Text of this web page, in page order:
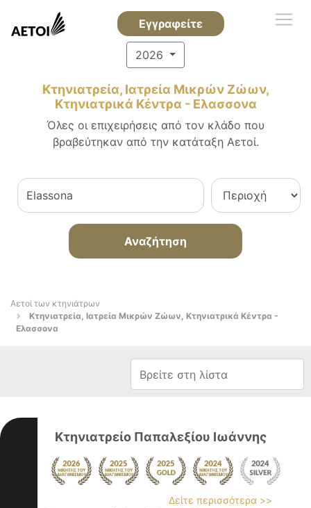
Εγγραφείτε
2026
Κτηνιατρεία, Ιατρεία Μικρών Ζώων,
Κτηνιατρικά Κέντρα - Ελασσονα
Όλες οι επιχειρήσεις από τον κλάδο που
βραβεύτηκαν από την κατάταξη Αετοί.
Αναζήτηση
Αετοί των κτηνιάτρων
Κτηνιατρεία, Ιατρεία Μικρών Ζώων, Κτηνιατρικά Κέντρα -
Ελασσονα
Κτηνιατρείο Παπαλεξίου Ιωάννης
Δείτε περισσότερα >>